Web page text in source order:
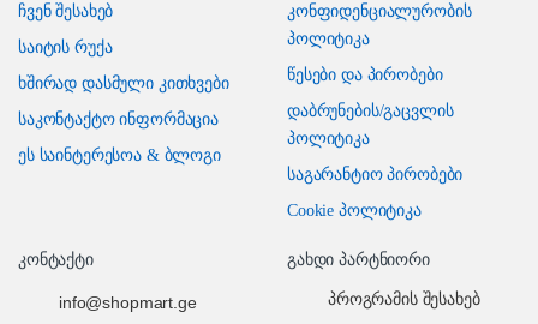
ჩვენ შესახებ
საიტის რუქა
ხშირად დასმული კითხვები
საკონტაქტო ინფორმაცია
ეს საინტერესოა & ბლოგი
კონფიდენციალურობის
პოლიტიკა
წესები და პირობები
დაბრუნების/გაცვლის
პოლიტიკა
საგარანტიო პირობები
Cookie პოლიტიკა
კონტაქტი
info@shopmart.ge
გახდი პარტნიორი
პროგრამის შესახებ